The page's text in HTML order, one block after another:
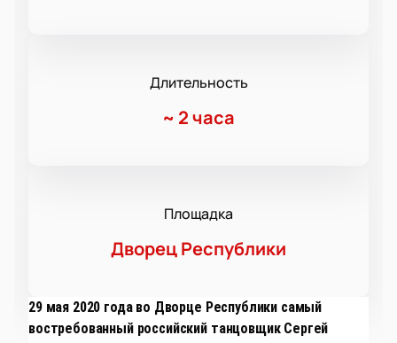
Длительность
~ 2 часа
Площадка
Дворец Республики
29 мая 2020 года во Дворце Республики самый
востребованный российский танцовщик Сергей